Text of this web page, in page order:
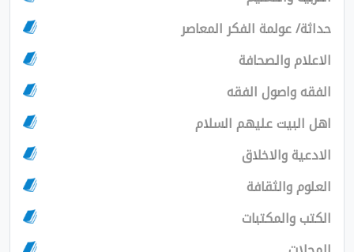
الفكر المعاصر
والصحافة
الفقه
عليهم السلام
والاخلاق